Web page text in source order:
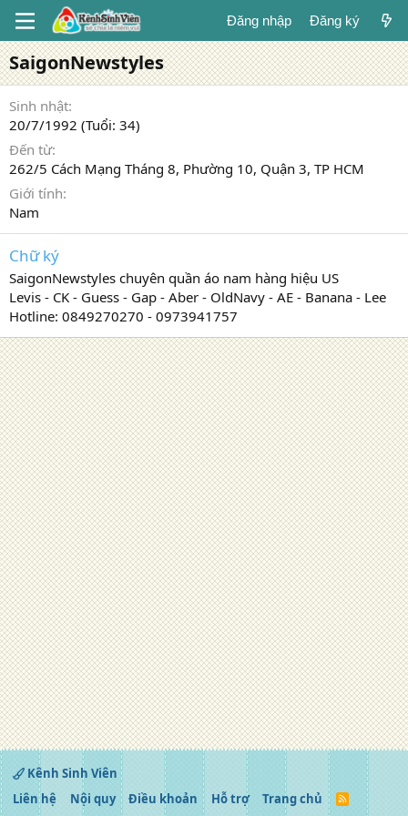
Đăng nhập Đăng ký
SaigonNewstyles
Sinh nhật
20/7/1992 (Tuổi: 34)
Đến từ
262/5 Cách Mạng Tháng 8, Phường 10, Quận 3, TP HCM
Giới tính
Nam
Chữ ký
SaigonNewstyles chuyên quần áo nam hàng hiệu US
Levis - CK - Guess - Gap - Aber - OldNavy - AE - Banana - Lee
Hotline: 0849270270 - 0973941757
Kênh Sinh Viên
Liên hệ
Nội quy Điều khoản Hỗ trợ Trang chủ
R